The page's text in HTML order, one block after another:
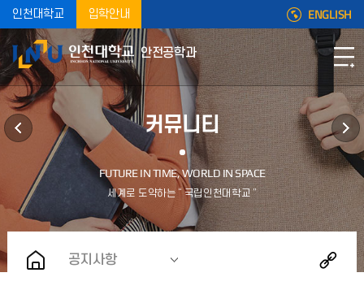
인천대학교 입학안내 ENGLISH
안전공학과
커뮤니티
공지사항